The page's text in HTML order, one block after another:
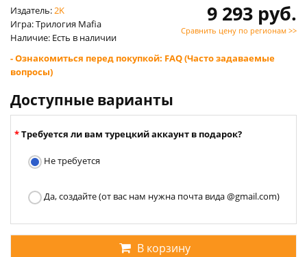
Издатель:2K
Игра: Трилогия Mafia
Наличие: Есть в наличии
9 293 руб.
Сравнить цену по регионам >>
- Ознакомиться перед покупкой: FAQ (Часто задаваемые
вопросы)
Доступные варианты
Требуется ли вам турецкий аккаунт в подарок?
Не требуется
Да, создайте (от вас нам нужна почта вида @gmail.com)
В корзину